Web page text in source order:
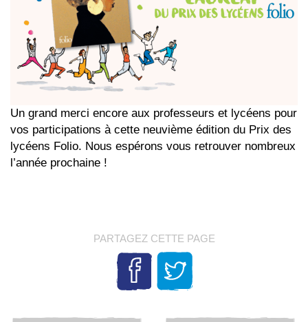
Un grand merci encore aux professeurs et lycéens pour
vos participations à cette neuvième édition du Prix des
lycéens Folio. Nous espérons vous retrouver nombreux
l’année prochaine !
PARTAGEZ CETTE PAGE